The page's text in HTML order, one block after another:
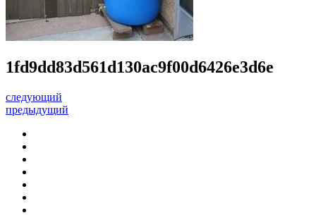
1fd9dd83d561d130ac9f00d6426e3d6e
следующий
предыдущий